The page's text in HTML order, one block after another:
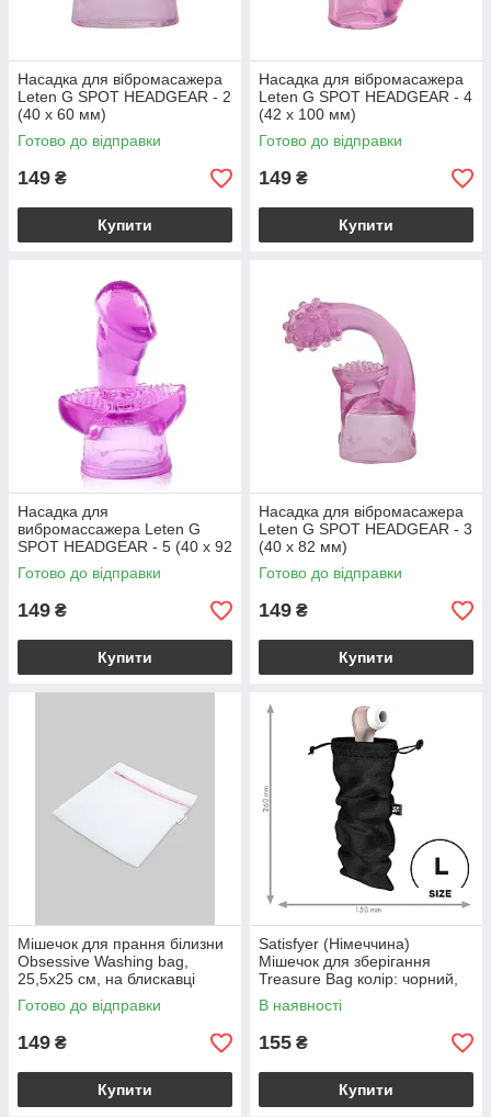
Насадка для вібромасажера
Leten G SPOT HEADGEAR - 2
(40 x 60 мм)
Готово до відправки
149 ₴
Купити
Насадка для вібромасажера
Leten G SPOT HEADGEAR - 4
(42 x 100 мм)
Готово до відправки
149 ₴
Купити
Насадка для
вибромассажера Leten G
SPOT HEADGEAR - 5 (40 x 92
мм)
Готово до відправки
149 ₴
Купити
Насадка для вібромасажера
Leten G SPOT HEADGEAR - 3
(40 x 82 мм)
Готово до відправки
149 ₴
Купити
Мішечок для прання білизни
Obsessive Washing bag,
25,5х25 см, на блискавці
Готово до відправки
149 ₴
Купити
Satisfyer (Німеччина)
Мішечок для зберігання
Treasure Bag колір: чорний,
розмір: L Satisfyer
(Німеччина)
В наявності
155 ₴
Купити